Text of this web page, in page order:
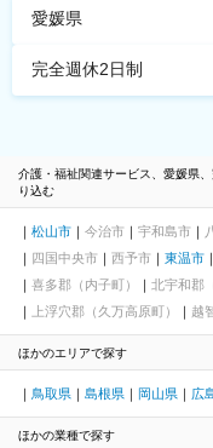
愛媛県
完全週休2日制
介護・福祉関連サービス、愛媛県
り込む
松山市 今治市 宇和島市
四国中央市
西予市 東温市
喜多郡（内子町）
北宇和郡
上浮穴郡（久万高原町）
越
ほかのエリアで探す
鳥取県 島根県 岡山県 広
ほかの業種で探す